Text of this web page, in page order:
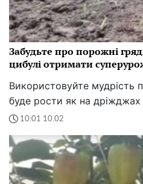
Забудьте про порожні
цибулі отримати
Використовуйте мудрість
буде рости як на дріжджах
10:01 10.02